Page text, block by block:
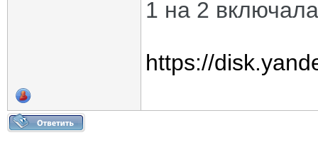
1 на 2
https://